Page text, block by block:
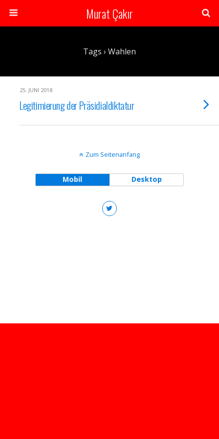
Murat Çakır
Tags › Wahlen
25. JUNI 2018
Legitimierung der Präsidialdiktatur
Zum Seitenanfang
Mobil Desktop